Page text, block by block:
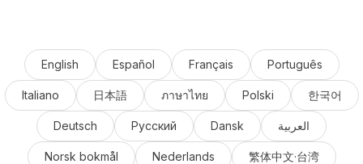
English Español Français Português
Italiano 日本語 ภาษาไทย Polski 한국어
Deutsch Русский Dansk العربية
Norsk bokmål Nederlands 繁体中文·台湾